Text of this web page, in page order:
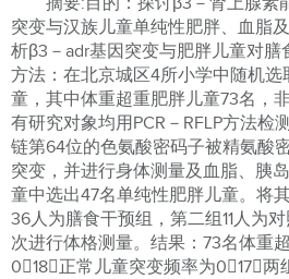
突变与汉族儿童单纯性肥胖、血脂
析β3－adr基因突变与肥胖儿童对膳
方法：在北京城区4所小学中随机选
童，其中体重超重肥胖儿童73名，
有研究对象均用PCR－RFLP方法检
链第64位的色氨酸密码子被精氨酸
突变，并进行身体测量及血脂、胰
童中选出47名单纯性肥胖儿童。将
36人为膳食干预组，第二组11人为
次进行体格测量。结果：73名体重
018，正常儿童突变频率为017，